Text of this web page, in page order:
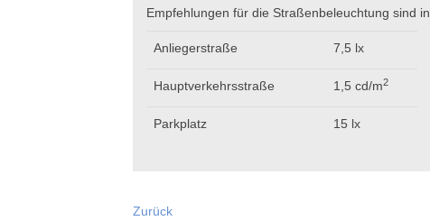
Empfehlungen für die Straßenbeleuchtung sind in
Anliegerstraße 7,5 lx
Hauptverkehrsstraße 1,5 cd/m2
Parkplatz 15 lx
Zurück